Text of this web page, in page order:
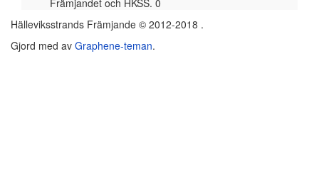
Främjandet och HKSS. 0
Hälleviksstrands Främjande © 2012-2018 .
Gjord med av Graphene-teman.